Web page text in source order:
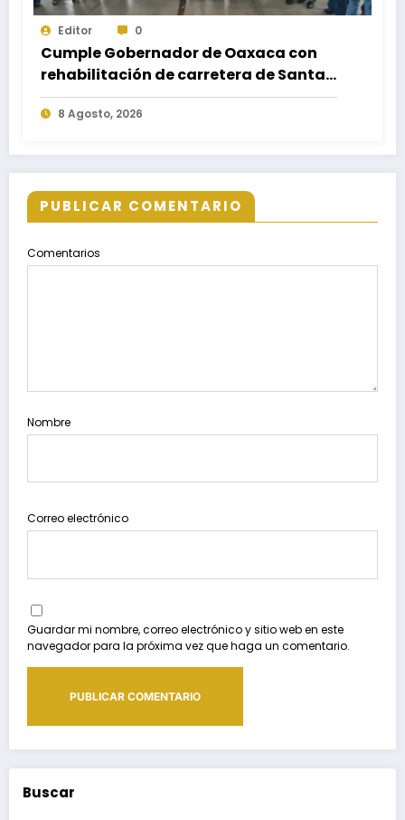
Editor 0
Cumple Gobernador de Oaxaca con
rehabilitación de carretera de Santa
María Ecatepec
8 Agosto, 2026
PUBLICAR COMENTARIO
Comentarios
Nombre
Correo electrónico
Guardar mi nombre, correo electrónico y sitio web en este
navegador para la próxima vez que haga un comentario.
Buscar